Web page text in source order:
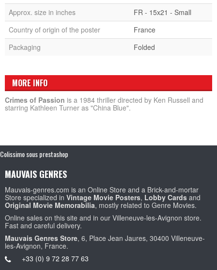
Approx. size in inches
FR - 15x21 - Small
Country of origin of the poster
France
Packaging
Folded
MORE INFO
Crimes of Passion is a 1984 thriller directed by Ken Russell and
starring Kathleen Turner as "China Blue".
Colissimo sous prestashop
MAUVAIS GENRES
Mauvais-genres.com is an Online Store and a Brick-and-mortar
Store specialized in Vintage Movie Posters, Lobby Cards and
Original Movie Memorabilia, mostly related to Genre Movies.
Online sales on this site and in our Villeneuve-les-Avignon store.
Fast and careful delivery.
Mauvais Genres Store, 6, Place Jean Jaures, 30400 Villeneuve-
les-Avignon, France.
+33 (0) 9 72 28 77 63